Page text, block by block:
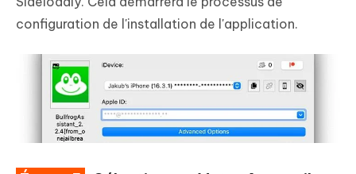
configuration de l'installation de l'application.